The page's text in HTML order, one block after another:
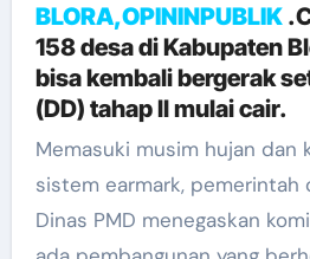
BLORA,OPININPUBLIK
158 desa di Kabupaten
bisa kembali bergerak
(DD) tahap II mulai cair.
Memasuki musim hujan dan
sistem earmark, pemerintah
Dinas PMD menegaskan